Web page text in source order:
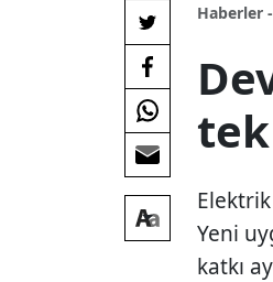
Haberler -
tek
Yeni
katkı